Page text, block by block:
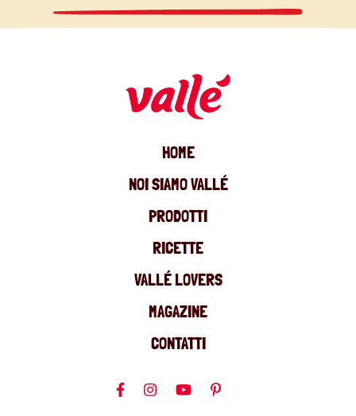
HOME
NOI SIAMO VALLÉ
PRODOTTI
RICETTE
VALLÉ LOVERS
MAGAZINE
CONTATTI